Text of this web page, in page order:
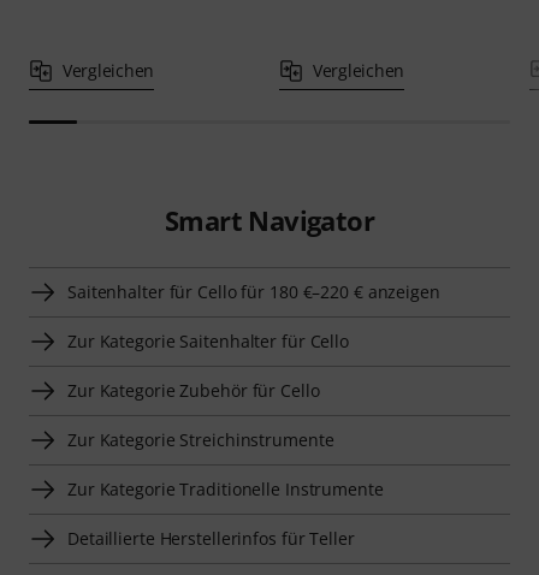
Vergleichen Vergleichen
Smart Navigator
Saitenhalter für Cello für 180 €–220 € anzeigen
Zur Kategorie Saitenhalter für Cello
Zur Kategorie Zubehör für Cello
Zur Kategorie Streichinstrumente
Zur Kategorie Traditionelle Instrumente
Detaillierte Herstellerinfos für Teller